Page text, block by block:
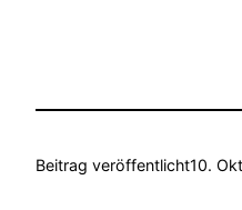
Beitrag veröffentlicht10.